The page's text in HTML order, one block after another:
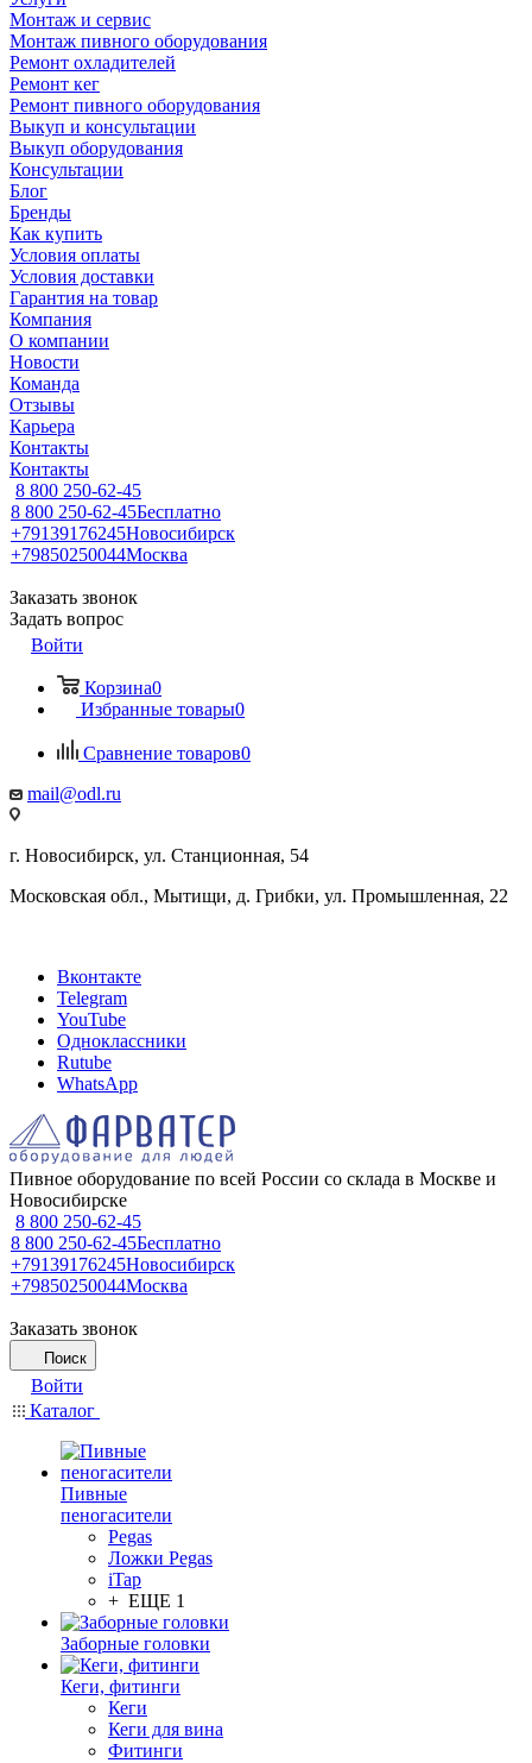
Монтаж и сервис
Монтаж пивного оборудования
Ремонт охладителей
Ремонт кег
Ремонт пивного оборудования
Выкуп и консультации
Выкуп оборудования
Консультации
Блог
Бренды
Как купить
Условия оплаты
Условия доставки
Гарантия на товар
Компания
О компании
Новости
Команда
Отзывы
Карьера
Контакты
Контакты
8 800 250-62-45
8 800 250-62-45Бесплатно
+79139176245Новосибирск
+79850250044Москва
Заказать звонок
Задать вопрос
Войти
Корзина0
Избранные товары0
Сравнение товаров0
mail@odl.ru
г. Новосибирск, ул. Станционная, 54
Московская обл., Мытищи, д. Грибки, ул. Промышленная, 22
Вконтакте
Telegram
YouTube
Одноклассники
Rutube
WhatsApp
Пивное оборудование по всей России со склада в Москве и
Новосибирске
8 800 250-62-45
8 800 250-62-45Бесплатно
+79139176245Новосибирск
+79850250044Москва
Заказать звонок
Поиск
Войти
Каталог
Пивные
пеногасители
Pegas
Ложки Pegas
iTap
+ ЕЩЕ 1
Заборные головки
Кеги, фитинги
Кеги
Кеги для вина
Фитинги